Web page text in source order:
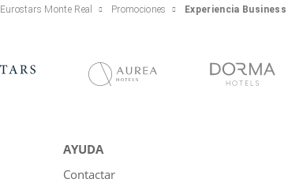
Eurostars Monte Real Promociones Experiencia Business
AYUDA
Contactar